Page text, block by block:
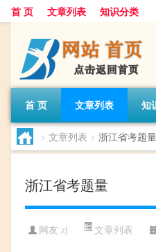
首 页 文章列表 知识分类
首 页 文章列表 知
> 文章列表 > 浙江省考题量
浙江省考题量
网友:zj 文章列表